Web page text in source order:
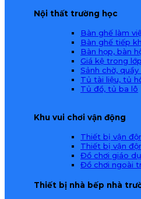
Nội thất trường học
Bàn ghế làm
Bàn ghế tiếp
Bàn họp, bàn
Giá kệ trong
Sảnh chờ, quầy
Tủ tài liệu, tủ
Tủ đồ, tủ ba lô
Khu vui chơi vận động
Thiết bị vận
Thiết bị vận
Đồ chơi giáo
Đồ chơi ngoài
Thiết bị nhà bếp nhà